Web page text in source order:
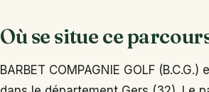
Où se situe ce
BARBET COMPAGNIE GOLF